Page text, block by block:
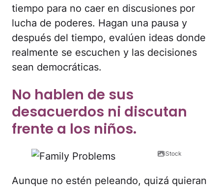
tiempo para no caer en discusiones por
lucha de poderes. Hagan una pausa y
después del tiempo, evalúen ideas donde
realmente se escuchen y las decisiones
sean democráticas.
No hablen de sus
desacuerdos ni discutan
frente a los niños.
iStock
Aunque no estén peleando, quizá quieran